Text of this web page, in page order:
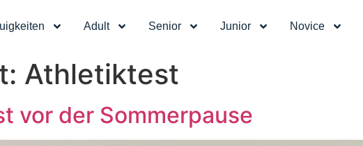
Adult Senior Junior Novice
Athletiktest
vor der Sommerpause